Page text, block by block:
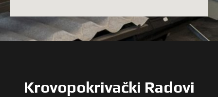
Krovopokrivački Radovi